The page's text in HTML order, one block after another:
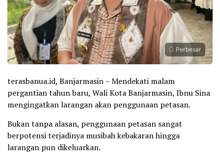
Perbesar
terasbanua.id, Banjarmasin – Mendekati malam
pergantian tahun baru, Wali Kota Banjarmasin, Ibnu Sina
mengingatkan larangan akan penggunaan petasan.
Bukan tanpa alasan, penggunaan petasan sangat
berpotensi terjadinya musibah kebakaran hingga
larangan pun dikeluarkan.